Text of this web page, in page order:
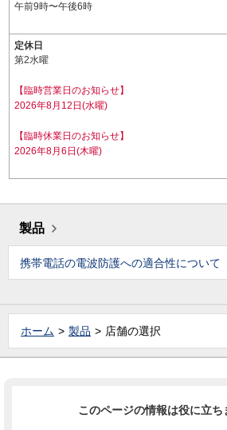
午前9時〜午後6時
定休日
第2水曜
【臨時営業日のお知らせ】
2026年8月12日(水曜)
【臨時休業日のお知らせ】
2026年8月6日(木曜)
製品
携帯電話の電波防護への適合性について
ホーム 製品 店舗の選択
このページの情報は役に立ち